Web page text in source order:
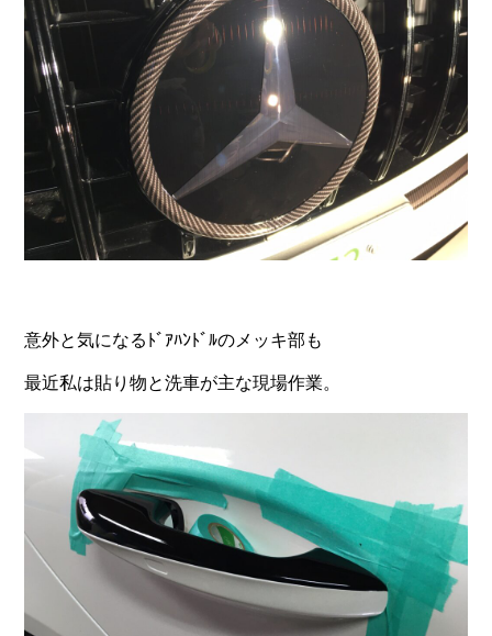
意外と気になるﾄﾞｱﾊﾝﾄﾞﾙのメッキ部も
最近私は貼り物と洗車が主な現場作業。